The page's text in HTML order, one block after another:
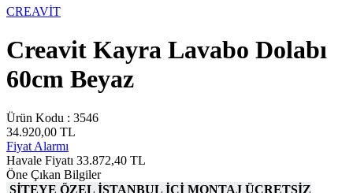
CREAVİT
Creavit Kayra Lavabo Dolabı
60cm Beyaz
Ürün Kodu : 3546
34.920,00 TL
Fiyat Alarmı
Havale Fiyatı 33.872,40 TL
Öne Çıkan Bilgiler
SİTEYE ÖZEL İSTANBUL İÇİ MONTAJ ÜCRETSİZ